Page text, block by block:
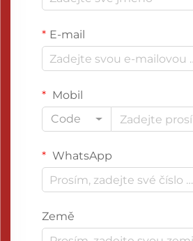
E-mail
Mobil
Code
WhatsApp
Země